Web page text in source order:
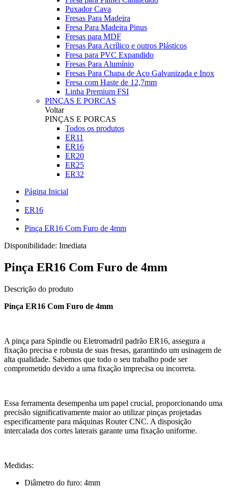
Puxador Cava
Fresas Para Madeira
Fresa Para Madeira Pinus
Fresas para MDF
Fresas Para Acrílico e outros Plásticos
Fresa para PVC Expandido
Fresas Para Alumínio
Fresas Para Chapa de Aço Galvanizada e Inox
Fresa com Haste de 12,7mm
Linha Premium FSI
PINÇAS E PORCAS
Voltar
PINÇAS E PORCAS
Todos os produtos
ER11
ER16
ER20
ER25
ER32
Página Inicial
ER16
Pinça ER16 Com Furo de 4mm
Disponibilidade: Imediata
Pinça ER16 Com Furo de 4mm
Descrição do produto
Pinça ER16 Com Furo de 4mm
A pinça para Spindle ou Eletromadril padrão ER16, assegura a
fixação precisa e robusta de suas fresas, garantindo um usinagem de
alta qualidade. Sabemos que todo o seu trabalho pode ser
comprometido devido a uma fixação imprecisa ou incorreta.
Essa ferramenta desempenha um papel crucial, proporcionando uma
precisão significativamente maior ao utilizar pinças projetadas
especificamente para máquinas Router CNC. A disposição
intercalada dos cortes laterais garante uma fixação uniforme.
Medidas:
Diâmetro do furo: 4mm